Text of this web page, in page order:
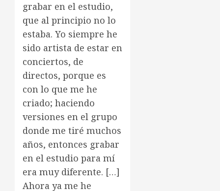
grabar en el estudio,
que al principio no lo
estaba. Yo siempre he
sido artista de estar en
conciertos, de
directos, porque es
con lo que me he
criado; haciendo
versiones en el grupo
donde me tiré muchos
años, entonces grabar
en el estudio para mí
era muy diferente. […]
Ahora ya me he